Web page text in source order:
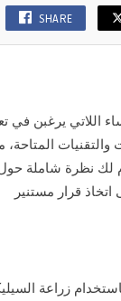
SHARE
اللاتي يرغبن في
والتقنيات
لك نظرة شاملة
زراعة